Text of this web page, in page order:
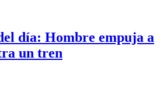
día: Hombre empuja a
un tren